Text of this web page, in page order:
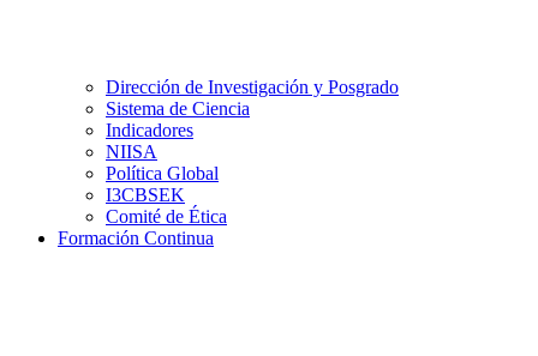
Dirección de Investigación y Posgrado
Sistema de Ciencia
Indicadores
NIISA
Política Global
I3CBSEK
Comité de Ética
Formación Continua